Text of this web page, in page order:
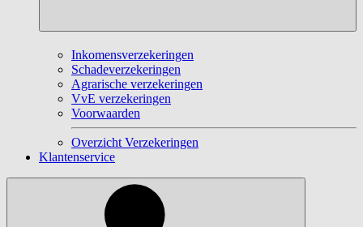
Inkomensverzekeringen
Schadeverzekeringen
Agrarische verzekeringen
VvE verzekeringen
Voorwaarden
Overzicht Verzekeringen
Klantenservice